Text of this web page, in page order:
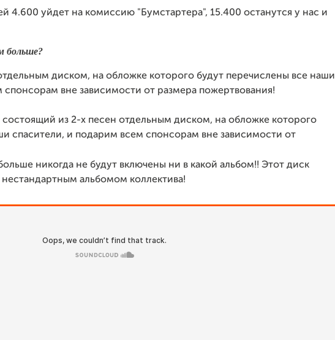
4.600 уйдет на комиссию "Бумстартера", 15.400 останутся у нас и
больше?
диском, на обложке которого будут перечислены все наши
вне зависимости от размера пожертвования!
из 2-х песен отдельным диском, на обложке которого
спасители, и подарим всем спонсорам вне зависимости от
никогда не будут включены ни в какой альбом!! Этот диск
альбомом коллектива!